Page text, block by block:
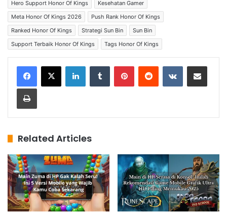
Hero Support Honor Of Kings
Kesehatan Gamer
Meta Honor Of Kings 2026
Push Rank Honor Of Kings
Ranked Honor Of Kings
Strategi Sun Bin
Sun Bin
Support Terbaik Honor Of Kings
Tags Honor Of Kings
Related Articles